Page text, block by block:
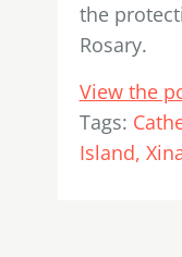
the
Rosary.
View the
Tags:
Island